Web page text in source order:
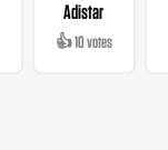
Adistar
👍 10 votes